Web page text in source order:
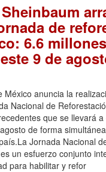
de
6.6
9 de
México anuncia la
Nacional de
que se llevará a
de forma
Jornada Nacional
un esfuerzo conjunto
para habilitar y refor